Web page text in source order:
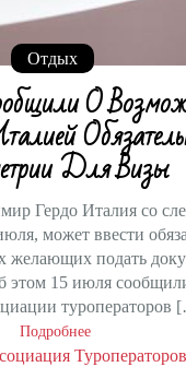
Отдых
О
Для Визы
Гердо Италия со
может ввести
желающих подать
этом 15 июля
туроператоров
Подробнее